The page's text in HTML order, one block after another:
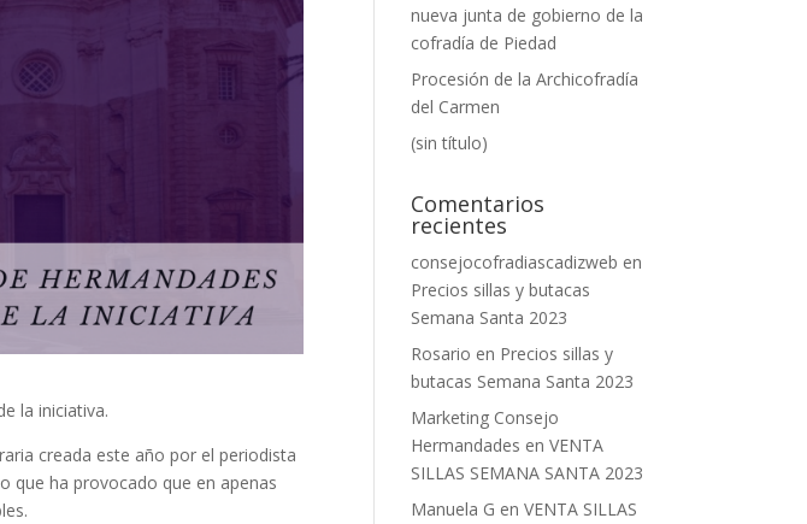
la iniciativa.
creada este año por el periodista
que ha provocado que en apenas
nueva junta de gobierno de la
cofradía de Piedad
Procesión de la Archicofradía
del Carmen
(sin título)
Comentarios
recientes
consejocofradiascadizweb en
Precios sillas y butacas
Semana Santa 2023
Rosario en Precios sillas y
butacas Semana Santa 2023
Marketing Consejo
Hermandades enVENTA
SILLAS SEMANA SANTA 2023
Manuela G enVENTA SILLAS